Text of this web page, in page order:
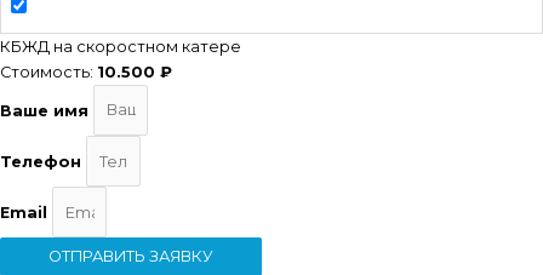
КБЖД на скоростном катере
Стоимость: 10.500 ₽
Ваше имя
Телефон
Email
ОТПРАВИТЬ ЗАЯВКУ